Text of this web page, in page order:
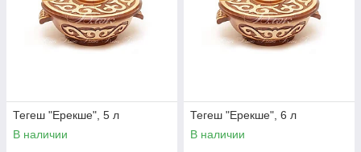
Тегеш "Ерекше", 5 л
В наличии
Тегеш "Ерекше", 6 л
В наличии